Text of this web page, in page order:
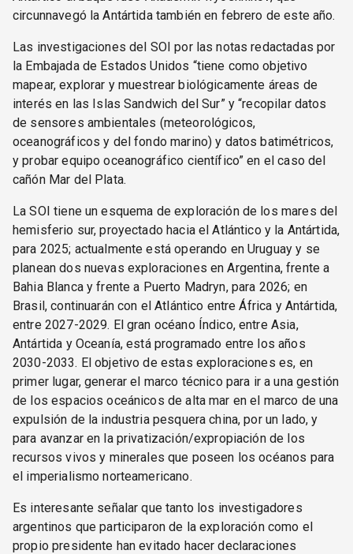
circunnavegó la Antártida también en febrero de este año.
Las investigaciones del SOI por las notas redactadas por
la Embajada de Estados Unidos “tiene como objetivo
mapear, explorar y muestrear biológicamente áreas de
interés en las Islas Sandwich del Sur” y “recopilar datos
de sensores ambientales (meteorológicos,
oceanográficos y del fondo marino) y datos batimétricos,
y probar equipo oceanográfico científico” en el caso del
cañón Mar del Plata.
La SOI tiene un esquema de exploración de los mares del
hemisferio sur, proyectado hacia el Atlántico y la Antártida,
para 2025; actualmente está operando en Uruguay y se
planean dos nuevas exploraciones en Argentina, frente a
Bahia Blanca y frente a Puerto Madryn, para 2026; en
Brasil, continuarán con el Atlántico entre África y Antártida,
entre 2027-2029. El gran océano Índico, entre Asia,
Antártida y Oceanía, está programado entre los años
2030-2033. El objetivo de estas exploraciones es, en
primer lugar, generar el marco técnico para ir a una gestión
de los espacios oceánicos de alta mar en el marco de una
expulsión de la industria pesquera china, por un lado, y
para avanzar en la privatización/expropiación de los
recursos vivos y minerales que poseen los océanos para
el imperialismo norteamericano.
Es interesante señalar que tanto los investigadores
argentinos que participaron de la exploración como el
propio presidente han evitado hacer declaraciones